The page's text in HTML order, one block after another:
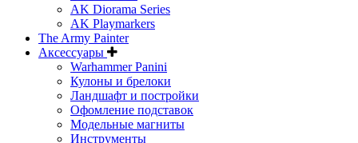
AK Diorama Series
AK Playmarkers
The Army Painter
Аксессуары
Warhammer Panini
Кулоны и брелоки
Ландшафт и постройки
Офомление подставок
Модельные магниты
Инструменты